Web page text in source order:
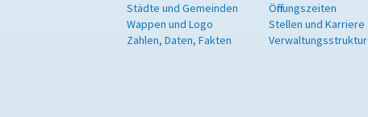
Städte und Gemeinden
Wappen und Logo
Zahlen, Daten, Fakten
Öffnungszeiten
Stellen und Karriere
Verwaltungsstruktur